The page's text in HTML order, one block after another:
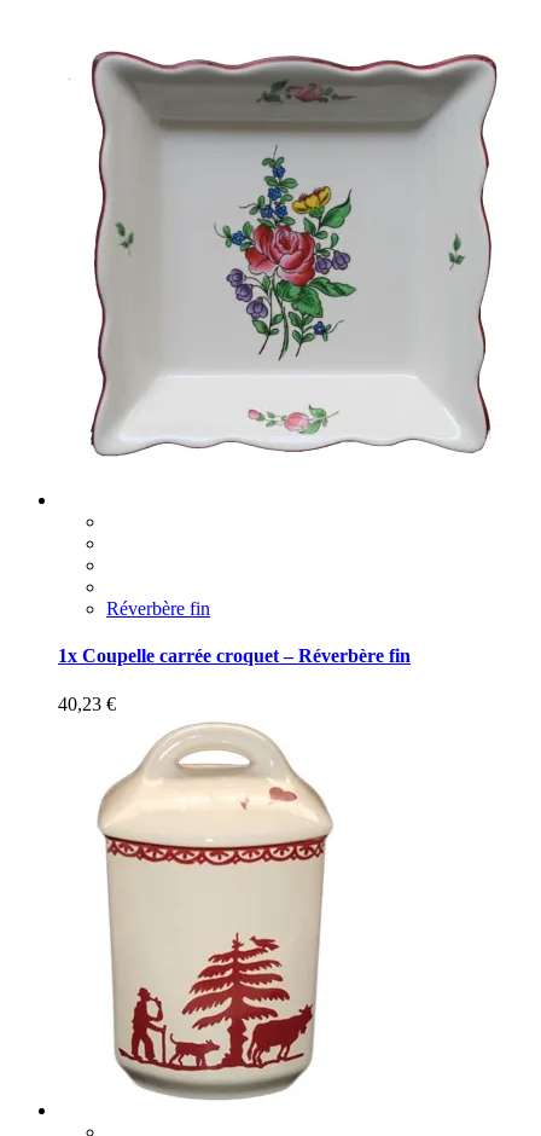
Réverbère fin
1x Coupelle carrée croquet – Réverbère fin
40,23 €